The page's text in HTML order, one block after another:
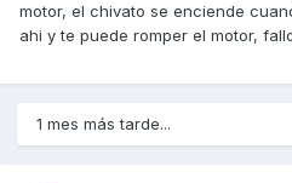
motor, el chivato se enciende
ahi y te puede romper el motor,
1 mes más tarde...